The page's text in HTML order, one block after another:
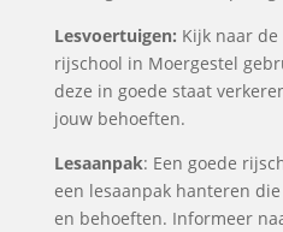
Lesvoertuigen: Kijk naar
rijschool in Moergestel
deze in goede staat
jouw behoeften.
Lesaanpak: Een goede
een lesaanpak hanteren
en behoeften. Informeer